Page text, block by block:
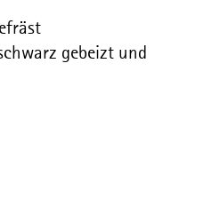
gebeizt und